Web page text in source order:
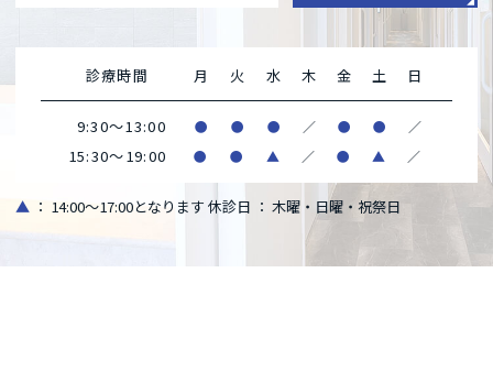
診療時間 月 火 水 木 金 土 日
9:30～13:00 ● ● ● ／ ● ● ／
15:30～19:00 ● ● ▲ ／ ● ▲ ／
▲ ： 14:00～17:00となります 休診日 ： 木曜・日曜・祝祭日